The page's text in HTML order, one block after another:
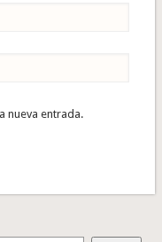
nueva entrada.